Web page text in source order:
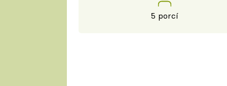
5 porcí